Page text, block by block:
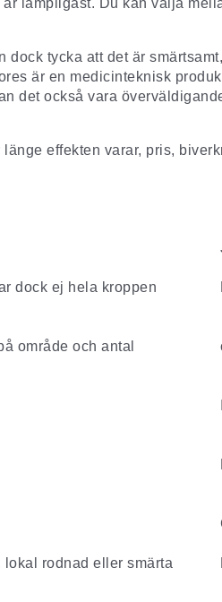
lämpligast. Du kan välja
tycka att det är
är en medicinteknisk
det också vara
effekten varar, pris,
dock ej hela kroppen
område och antal
rodnad eller smärta